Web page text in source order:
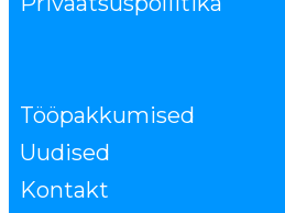
Tööpakkumised
Uudised
Kontakt